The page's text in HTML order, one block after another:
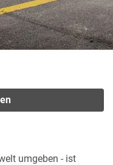
umgeben - ist